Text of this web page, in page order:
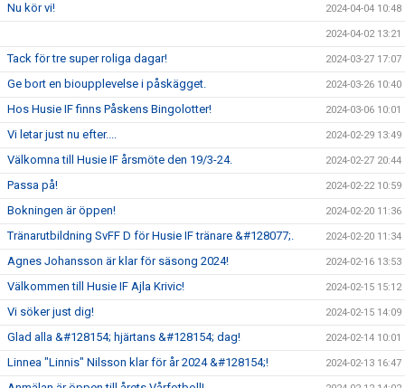
Nu kör vi! 2024-04-04 10:48
2024-04-02 13:21
Tack för tre super roliga dagar! 2024-03-27 17:07
Ge bort en bioupplevelse i påskägget. 2024-03-26 10:40
Hos Husie IF finns Påskens Bingolotter! 2024-03-06 10:01
Vi letar just nu efter.... 2024-02-29 13:49
Välkomna till Husie IF årsmöte den 19/3-24. 2024-02-27 20:44
Passa på! 2024-02-22 10:59
Bokningen är öppen! 2024-02-20 11:36
Tränarutbildning SvFF D för Husie IF tränare &#128077;. 2024-02-20 11:34
Agnes Johansson är klar för säsong 2024! 2024-02-16 13:53
Välkommen till Husie IF Ajla Krivic! 2024-02-15 15:12
Vi söker just dig! 2024-02-15 14:09
Glad alla &#128154; hjärtans &#128154; dag! 2024-02-14 10:01
Linnea "Linnis" Nilsson klar för år 2024 &#128154;! 2024-02-13 16:47